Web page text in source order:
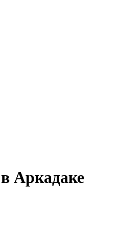
Аркадаке